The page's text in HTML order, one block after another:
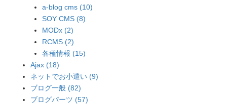
a-blog cms (10)
SOY CMS (8)
MODx (2)
RCMS (2)
各種情報 (15)
Ajax (18)
ネットでお小遣い (9)
ブログ一般 (82)
ブログパーツ (57)